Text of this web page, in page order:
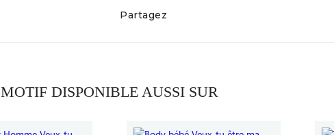
Partagez
MOTIF DISPONIBLE AUSSI SUR